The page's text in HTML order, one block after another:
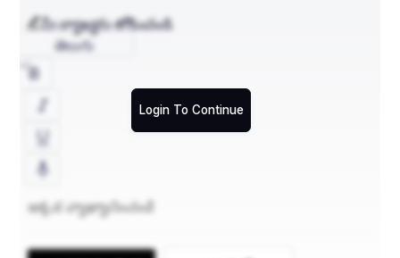
మీ వ్యాఖ్యను జోడించండి
Login To Continue
తెలుగు